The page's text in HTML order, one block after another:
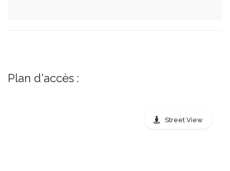
Plan d'accès :
Street View